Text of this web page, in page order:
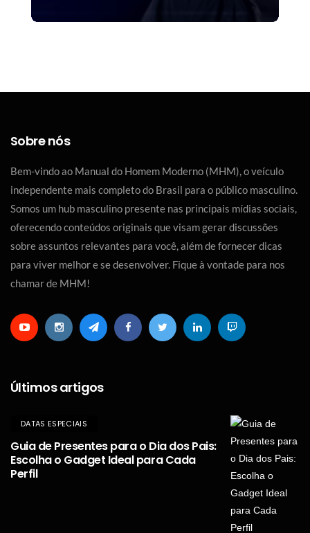
Sobre nós
Bem-vindo ao Manual do Homem Moderno (MHM), o veículo
independente mais completo do Brasil para o público masculino.
Somos um hub masculino presente nas principais mídias sociais,
oferecendo conteúdos originais que visam gerar discussões
sobre assuntos relevantes para você, além de fornecer dicas
para viver melhor e se desenvolver. Fique à vontade para nos
chamar de MHM!
Últimos artigos
DATAS ESPECIAIS
Guia de Presentes para o Dia dos Pais:
Escolha o Gadget Ideal para Cada
Perfil